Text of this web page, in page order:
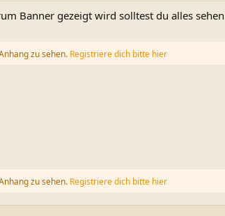
Banner gezeigt wird solltest du alles
zu sehen. Registriere dich bitte hier
zu sehen. Registriere dich bitte hier